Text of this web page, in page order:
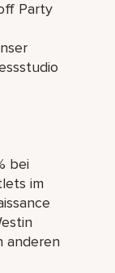
Party
bei
im
anderen